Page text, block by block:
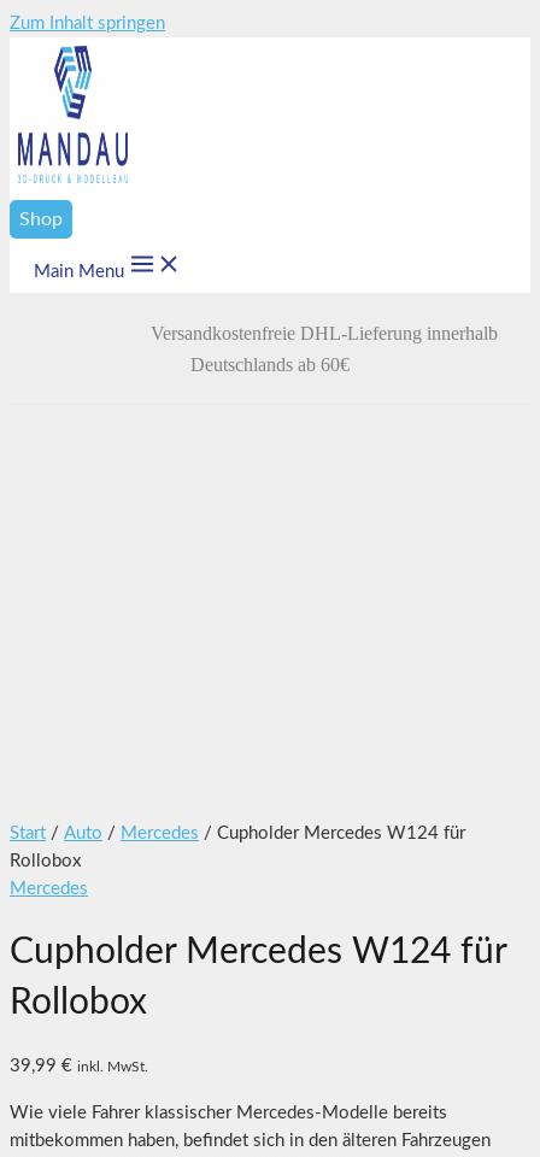
Zum Inhalt springen
Shop
Main Menu
Versandkostenfreie DHL-Lieferung innerhalb
Deutschlands ab 60€
Start / Auto / Mercedes / Cupholder Mercedes W124 für
Rollobox
Mercedes
Cupholder Mercedes W124 für
Rollobox
39,99 € inkl. MwSt.
Wie viele Fahrer klassischer Mercedes-Modelle bereits
mitbekommen haben, befindet sich in den älteren Fahrzeugen